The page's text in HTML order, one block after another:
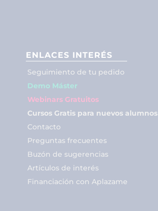
ENLACES INTERÉS
Seguimiento de tu pedido
Demo Máster
Webinars Gratuitos
Cursos Gratis para nuevos alumnos
Contacto
Preguntas frecuentes
Buzón de sugerencias
Artículos de interés
Financiación con Aplazame